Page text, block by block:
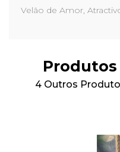
Velão de Amor,
4 Outros